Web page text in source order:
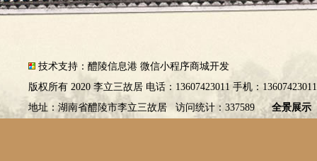
技术支持： 醴陵信息港 微信小程序商城开发
版权所有 2020 李立三故居 电话：13607423011 手机：
地址：湖南省醴陵市李立三故居 访问统计：337589 全景展示